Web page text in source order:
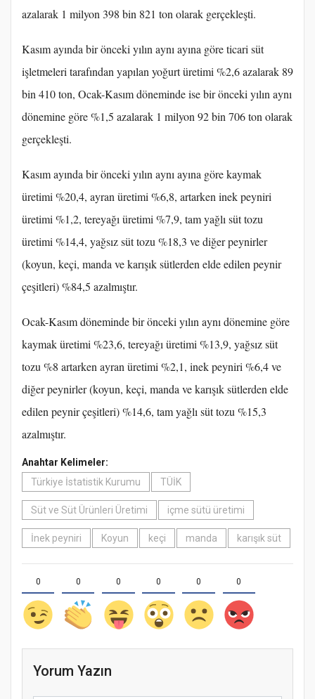
azalarak 1 milyon 398 bin 821 ton olarak gerçekleşti.
Kasım ayında bir önceki yılın aynı ayına göre ticari süt
işletmeleri tarafından yapılan yoğurt üretimi %2,6 azalarak 89
bin 410 ton, Ocak-Kasım döneminde ise bir önceki yılın aynı
dönemine göre %1,5 azalarak 1 milyon 92 bin 706 ton olarak
gerçekleşti.
Kasım ayında bir önceki yılın aynı ayına göre kaymak
üretimi %20,4, ayran üretimi %6,8, artarken inek peyniri
üretimi %1,2, tereyağı üretimi %7,9, tam yağlı süt tozu
üretimi %14,4, yağsız süt tozu %18,3 ve diğer peynirler
(koyun, keçi, manda ve karışık sütlerden elde edilen peynir
çeşitleri) %84,5 azalmıştır.
Ocak-Kasım döneminde bir önceki yılın aynı dönemine göre
kaymak üretimi %23,6, tereyağı üretimi %13,9, yağsız süt
tozu %8 artarken ayran üretimi %2,1, inek peyniri %6,4 ve
diğer peynirler (koyun, keçi, manda ve karışık sütlerden elde
edilen peynir çeşitleri) %14,6, tam yağlı süt tozu %15,3
azalmıştır.
Anahtar Kelimeler:
Türkiye İstatistik Kurumu
TÜİK
Süt ve Süt Ürünleri Üretimi içme sütü üretimi
İnek peyniri Koyun keçi manda karışık süt
0 0 0 0 0 0
Yorum Yazın